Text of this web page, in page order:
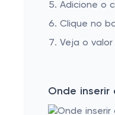
Adicione o
Clique no
Veja o valor
Onde inserir